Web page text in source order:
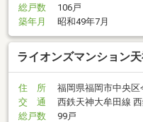
総戸数
106戸
築年月
昭和49年7月
ライオンズマンション
住 所
福岡県福岡市中央
交 通
西鉄天神大牟田線
総戸数
99戸